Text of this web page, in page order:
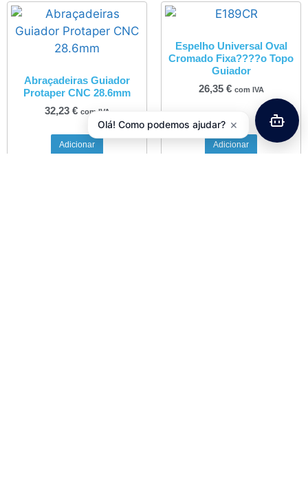
Abraçadeiras Guiador
Protaper CNC 28.6mm
32,23 € com IVA
Adicionar
Espelho Universal Oval
Cromado Fixa????o Topo
Guiador
26,35 € com IVA
Adicionar
Olá! Como podemos ajudar? ×